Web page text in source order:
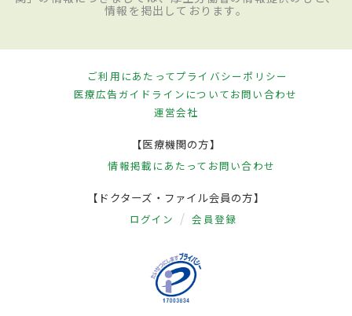
情報を掲出しております。
ご利用にあたってプライバシーポリシー
医療広告ガイドラインについてお問い合わせ
運営会社
【医療機関の方】
情報掲載にあたって お問い合わせ
【ドクターズ・ファイル会員の方】
ログイン 会員登録